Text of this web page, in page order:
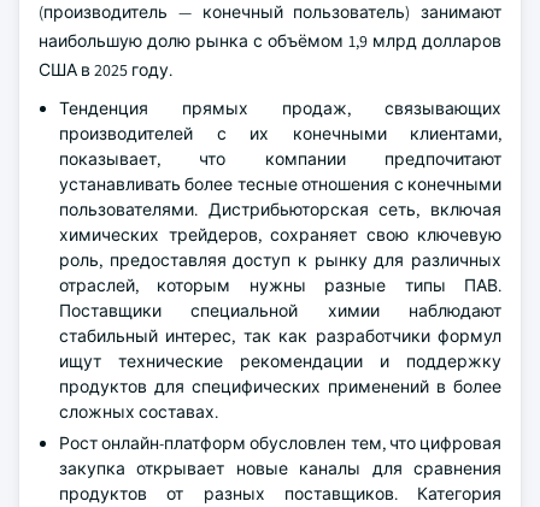
(производитель — конечный пользователь) занимают
наибольшую долю рынка с объёмом 1,9 млрд долларов
США в 2025 году.
Тенденция прямых продаж, связывающих
производителей с их конечными клиентами,
показывает, что компании предпочитают
устанавливать более тесные отношения с конечными
пользователями. Дистрибьюторская сеть, включая
химических трейдеров, сохраняет свою ключевую
роль, предоставляя доступ к рынку для различных
отраслей, которым нужны разные типы ПАВ.
Поставщики специальной химии наблюдают
стабильный интерес, так как разработчики формул
ищут технические рекомендации и поддержку
продуктов для специфических применений в более
сложных составах.
Рост онлайн-платформ обусловлен тем, что цифровая
закупка открывает новые каналы для сравнения
продуктов от разных поставщиков. Категория